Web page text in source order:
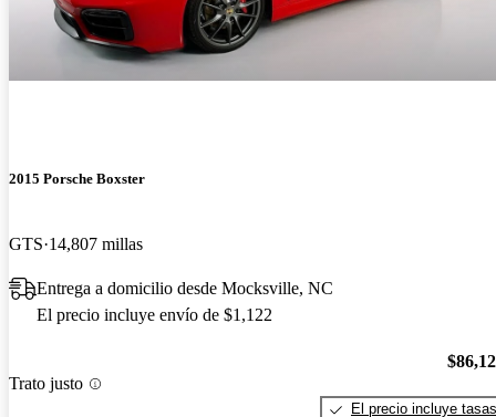
2015 Porsche Boxster
GTS 14,807 millas
Entrega a domicilio desde Mocksville, NC
El precio incluye envío de $1,122
Trato justo
El precio incluye tasas